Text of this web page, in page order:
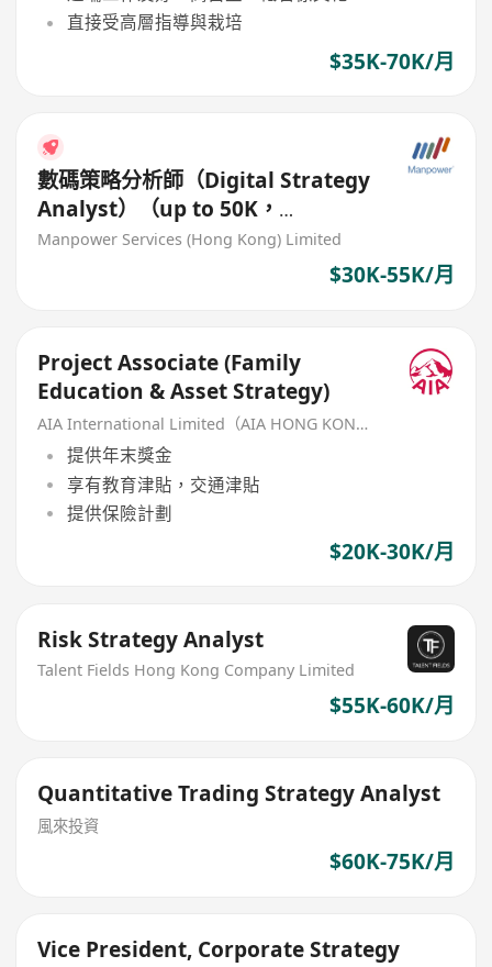
直接受高層指導與栽培
$35K-70K/月
數碼策略分析師（Digital Strategy
Analyst）（up to 50K，
banking）
Manpower Services (Hong Kong) Limited
$30K-55K/月
Project Associate (Family
Education & Asset Strategy)
AIA International Limited（AIA HONG KONG）
提供年末獎金
享有教育津貼，交通津貼
提供保險計劃
$20K-30K/月
Risk Strategy Analyst
Talent Fields Hong Kong Company Limited
$55K-60K/月
Quantitative Trading Strategy Analyst
風來投資
$60K-75K/月
Vice President, Corporate Strategy